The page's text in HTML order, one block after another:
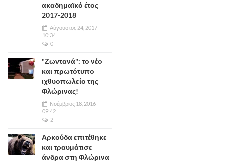
ακαδημαϊκό έτος
2017-2018
Αύγουστος 24, 2017
10:34
0
"Ζωντανά": το νέο
και πρωτότυπο
ιχθυοπωλείο της
Φλώρινας!
Νοέμβριος 18, 2016
09:42
2
Αρκούδα επιτέθηκε
και τραυμάτισε
άνδρα στη Φλώρινα